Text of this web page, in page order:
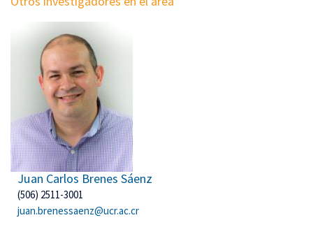
Juan Carlos Brenes Sáenz
(506) 2511-3001
juan.brenessaenz@ucr.ac.cr